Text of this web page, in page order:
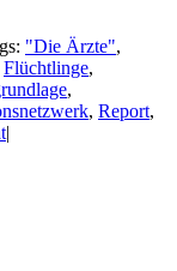
"Die Ärzte",
Flüchtlinge,
,
, Report,
|